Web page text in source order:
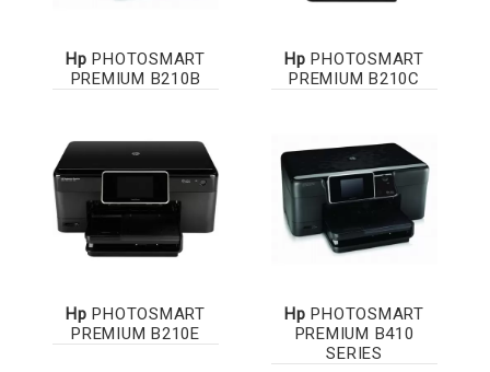
Hp PHOTOSMART
PREMIUM B210B
Hp PHOTOSMART
PREMIUM B210C
Hp PHOTOSMART
PREMIUM B210E
Hp PHOTOSMART
PREMIUM B410
SERIES